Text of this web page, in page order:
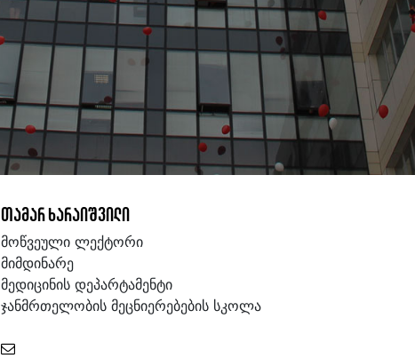
თამარ ხარაიშვილი
მოწვეული ლექტორი
მიმდინარე
მედიცინის დეპარტამენტი
ჯანმრთელობის მეცნიერებების სკოლა